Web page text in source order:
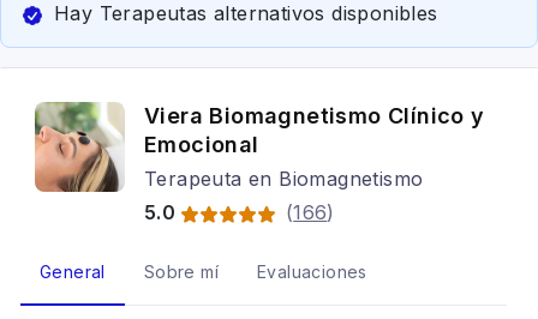
Hay Terapeutas alternativos disponibles
Viera Biomagnetismo Clínico y
Emocional
Terapeuta en Biomagnetismo
5.0
(166)
General Sobre mí Evaluaciones